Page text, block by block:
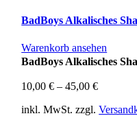
BadBoys Alkalisches
Warenkorb ansehen
BadBoys Alkalisches
10,00€ –45,00€
inkl. MwSt. zzgl.